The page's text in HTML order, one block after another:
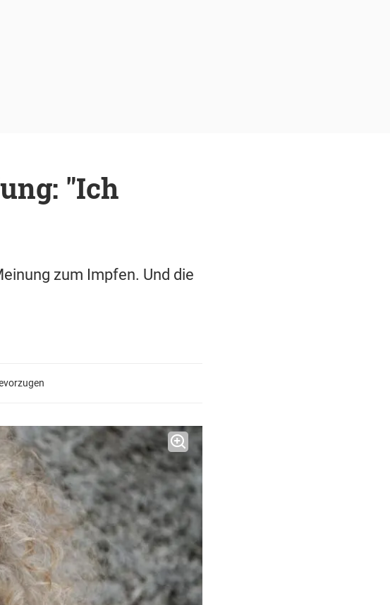
"Ich
zum Impfen. Und die